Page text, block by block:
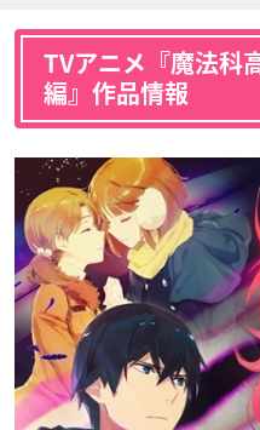
TVアニメ『魔法科
編』作品情報